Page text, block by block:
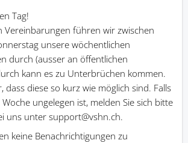
Tag!
Vereinbarungen führen wir zwischen
unsere wöchentlichen
durch (ausser an öffentlichen
kann es zu Unterbrüchen kommen.
dass diese so kurz wie möglich sind. Falls
ungelegen ist, melden Sie sich bitte
uns unter support@vshn.ch.
keine Benachrichtigungen zu